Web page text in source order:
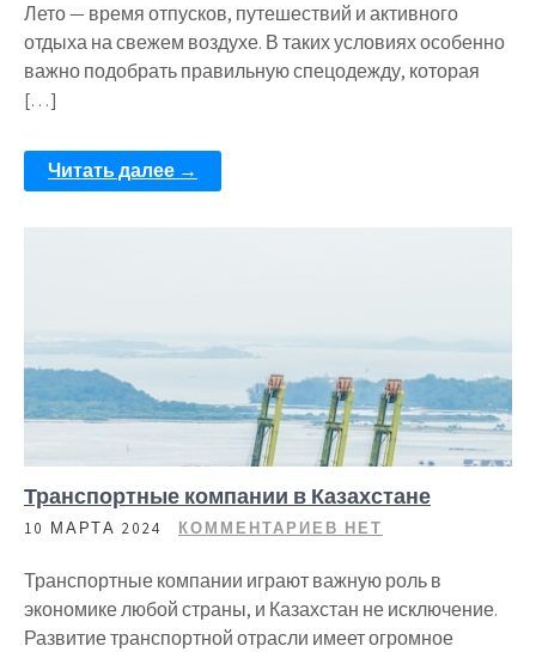
Лето — время отпусков, путешествий и активного
отдыха на свежем воздухе. В таких условиях особенно
важно подобрать правильную спецодежду, которая
[…]
Читать далее →
Транспортные компании в Казахстане
10 МАРТА 2024 КОММЕНТАРИЕВ НЕТ
Транспортные компании играют важную роль в
экономике любой страны, и Казахстан не исключение.
Развитие транспортной отрасли имеет огромное